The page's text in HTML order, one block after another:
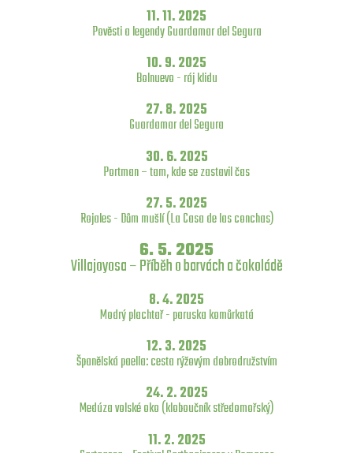
11. 11. 2025
Pověsti a legendy Guardamar del Segura
10. 9. 2025
Bolnuevo - ráj klidu
27. 8. 2025
Guardamar del Segura
30. 6. 2025
Portman – tam, kde se zastavil čas
27. 5. 2025
Rojales - Dům mušlí (La Casa de las conchas)
6. 5. 2025
Villajoyosa – Příběh o barvách a čokoládě
8. 4. 2025
Modrý plachtař - paruska komůrkatá
12. 3. 2025
Španělská paella: cesta rýžovým dobrodružstvím
24. 2. 2025
Medúza volské oko (kloboučník středomořský)
11. 2. 2025